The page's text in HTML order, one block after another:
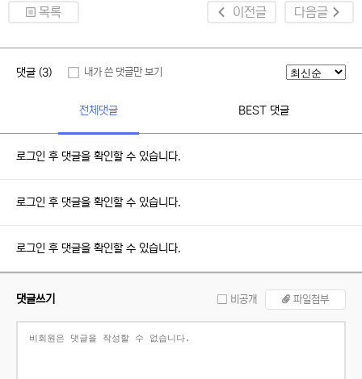
목록 이전글 다음글
댓글 (3) 내가 쓴 댓글만 보기
전체댓글 BEST 댓글
로그인 후 댓글을 확인할 수 있습니다.
로그인 후 댓글을 확인할 수 있습니다.
로그인 후 댓글을 확인할 수 있습니다.
댓글쓰기 비공개 파일첨부